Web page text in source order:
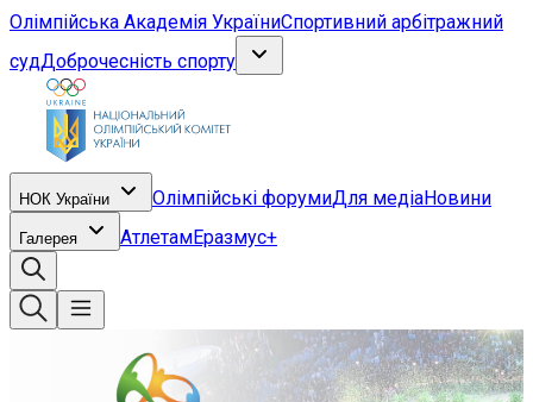
Олімпійська Академія УкраїниСпортивний арбітражний
судДоброчесність спорту
НОК України Олімпійські форумиДля медіаНовини
Галерея АтлетамЕразмус+